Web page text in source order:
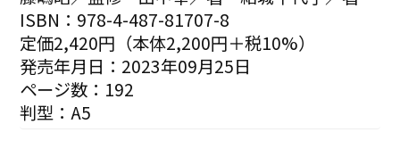
ISBN：978-4-487-81707-8
定価2,420円（本体2,200円＋税10%）
発売年月日：2023年09月25日
ページ数：192
判型：A5